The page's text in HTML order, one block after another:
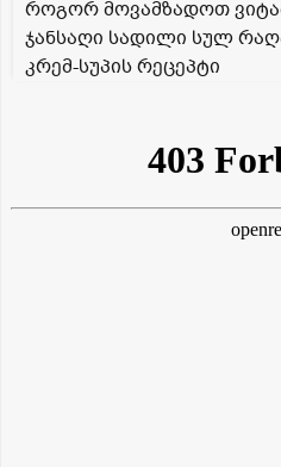
როგორ მოვამზადოთ
ჯანსაღი სადილი სულ
კრემ-სუპის რეცეპტი